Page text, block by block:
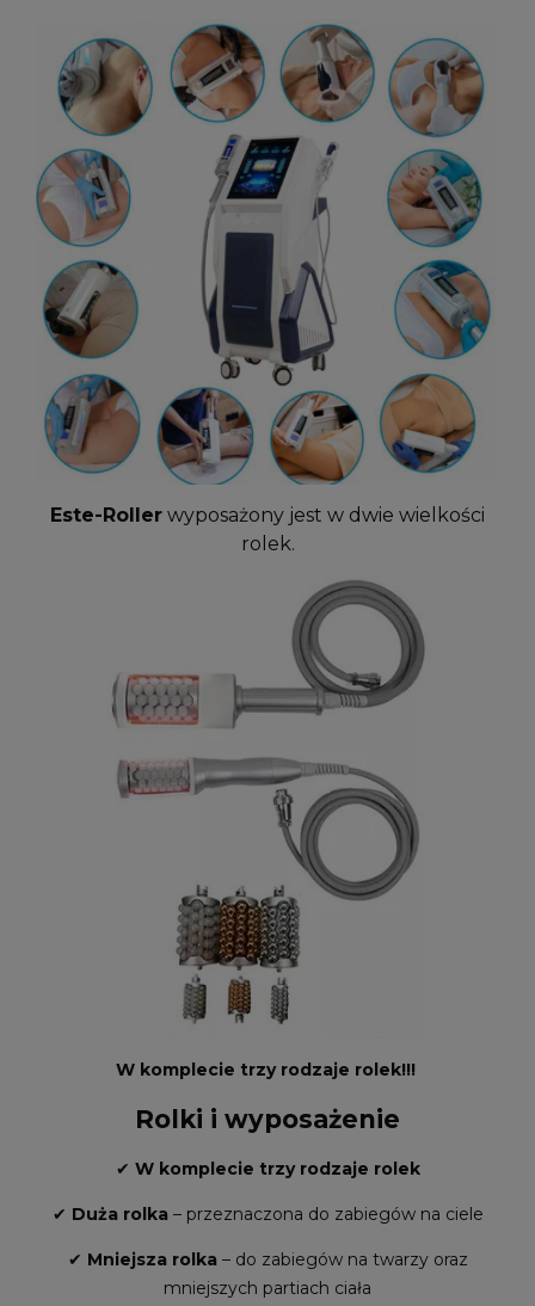
Este-Roller wyposażony jest w dwie wielkości
rolek.
W komplecie trzy rodzaje rolek!!!
Rolki i wyposażenie
✔ W komplecie trzy rodzaje rolek
✔ Duża rolka– przeznaczona do zabiegów na ciele
✔ Mniejsza rolka– do zabiegów na twarzy oraz
mniejszych partiach ciała